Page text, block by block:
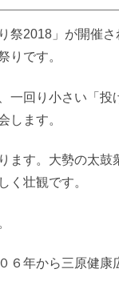
祭2018」が開催
りです。
一回り小さい「投
します。
ます。大勢の太鼓
く壮観です。
６年から三原健康